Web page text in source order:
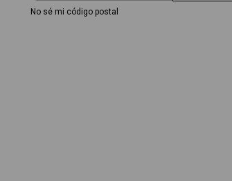
No sé mi código postal